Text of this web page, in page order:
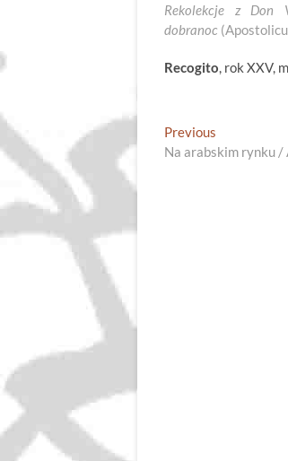
Rekolekcje z Don
dobranoc
Recogito, rok XXV,
Nawigacja
wpisu
Previous
post:
Na arabskim rynku /